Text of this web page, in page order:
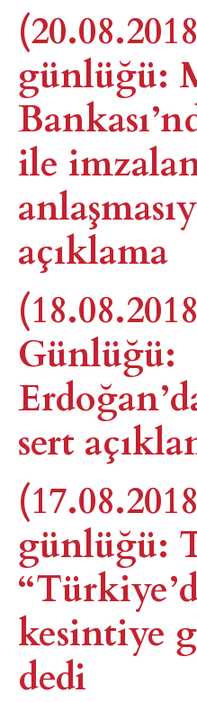
günlüğü:
ile
açıklama
Günlüğü:
sert
günlüğü:
kesintiye
dedi